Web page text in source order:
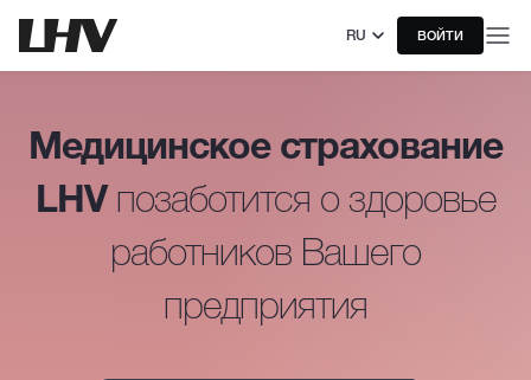
RU ВОЙТИ
Медицинское страхование
LHVпозаботится о здоровье
работников Вашего
предприятия